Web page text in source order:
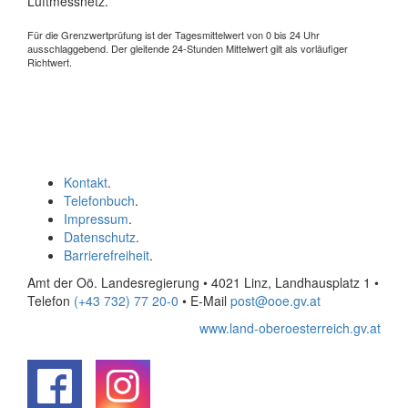
Für die Grenzwertprüfung ist der Tagesmittelwert von 0 bis 24 Uhr
ausschlaggebend. Der gleitende 24-Stunden Mittelwert gilt als vorläufiger
Richtwert.
Kontakt.
Telefonbuch.
Impressum.
Datenschutz.
Barrierefreiheit.
Amt der Oö. Landesregierung • 4021 Linz, Landhausplatz 1 •
Telefon (+43 732) 77 20-0 • E-Mail post@ooe.gv.at
www.land-oberoesterreich.gv.at